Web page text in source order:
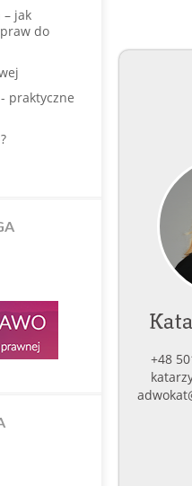
+48
– jak
do
praktyczne